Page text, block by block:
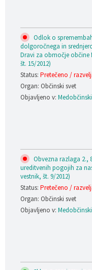
Odlok o
dolgoročnega in
Dravi za območje občine
št. 15/2012)
Status: Pretečeno /
Organ: Občinski svet
Objavljeno v:
Obvezna razlaga 2.,
ureditvenih pogojih za
vestnik, št. 9/2012)
Status: Pretečeno /
Organ: Občinski svet
Objavljeno v: